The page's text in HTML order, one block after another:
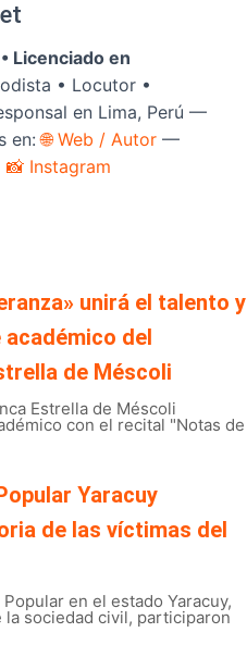
Licenciado en
• Locutor •
en Lima, Perú —
en:🌐 Web / Autor —
📸 Instagram
unirá el talento y
del
de Méscoli
Estrella de Méscoli
con el recital "Notas de
Yaracuy
de las víctimas del
en el estado Yaracuy,
sociedad civil, participaron